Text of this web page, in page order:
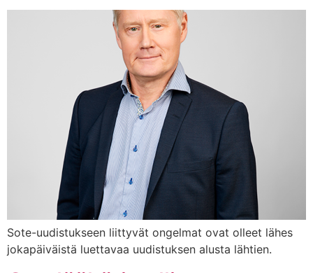
Sote-uudistukseen liittyvät ongelmat ovat olleet lähes
jokapäiväistä luettavaa uudistuksen alusta lähtien.